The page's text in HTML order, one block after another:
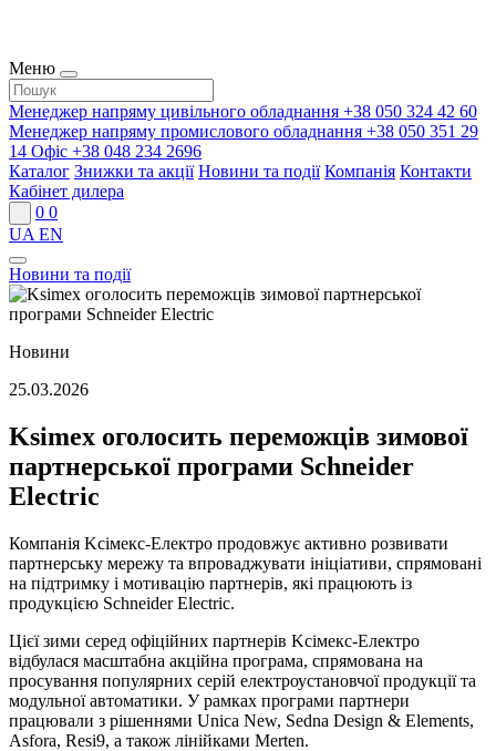
Меню
Менеджер напряму цивільного обладнання +38 050 324 42 60
Менеджер напряму промислового обладнання +38 050 351 29
14 Офіс +38 048 234 2696
Каталог Знижки та акції Новини та події Компанія Контакти
Кабінет дилера
0 0
UA EN
Новини та події
Новини
25.03.2026
Ksimex оголосить переможців зимової
партнерської програми Schneider
Electric
Компанія Kcімекс-Електро продовжує активно розвивати
партнерську мережу та впроваджувати ініціативи, спрямовані
на підтримку і мотивацію партнерів, які працюють із
продукцією Schneider Electric.
Цієї зими серед офіційних партнерів Kcімекс-Електро
відбулася масштабна акційна програма, спрямована на
просування популярних серій електроустановчої продукції та
модульної автоматики. У рамках програми партнери
працювали з рішеннями Unica New, Sedna Design & Elements,
Asfora, Resi9, а також лінійками Merten.